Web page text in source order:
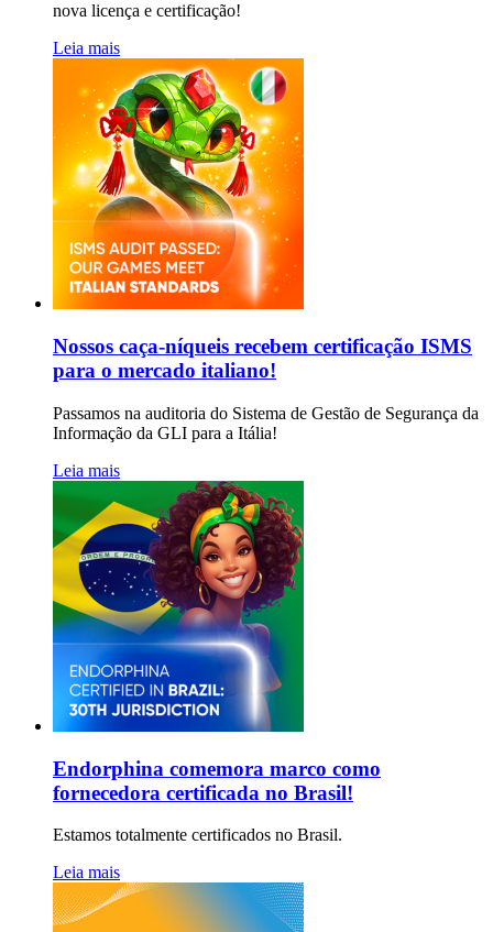
nova licença e certificação!
Leia mais
Nossos caça-níqueis recebem certificação ISMS
para o mercado italiano!
Passamos na auditoria do Sistema de Gestão de Segurança da
Informação da GLI para a Itália!
Leia mais
Endorphina comemora marco como
fornecedora certificada no Brasil!
Estamos totalmente certificados no Brasil.
Leia mais